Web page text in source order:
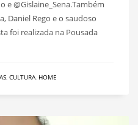
e @Gislaine_Sena.Também
Daniel Rego e o saudoso
foi realizada na Pousada
, CULTURA, HOME